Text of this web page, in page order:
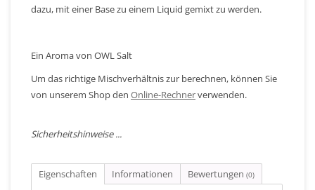
dazu, mit einer Base zu einem Liquid gemixt zu werden.
Ein Aroma von OWL Salt
Um das richtige Mischverhältnis zur berechnen, können Sie
von unserem Shop den Online-Rechnerverwenden.
Sicherheitshinweise ...
Eigenschaften Informationen Bewertungen (0)